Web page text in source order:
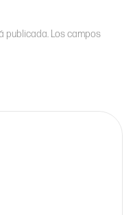
publicada. Los campos